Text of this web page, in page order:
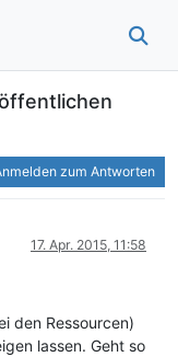
zum Antworten
17. Apr. 2015, 11:58
den Ressourcen)
lassen. Geht so